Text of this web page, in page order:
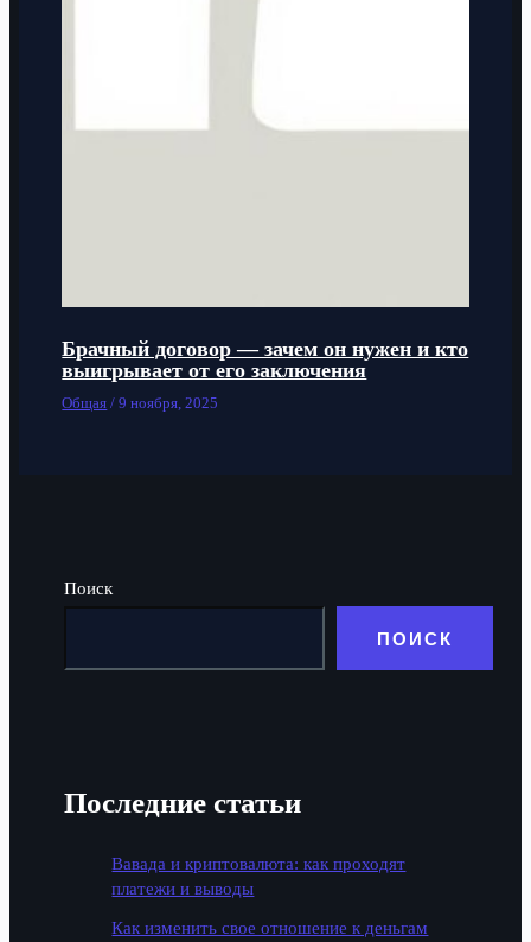
Брачный договор — зачем он нужен и кто
выигрывает от его заключения
Общая /9 ноября, 2025
Поиск
ПОИСК
Последние статьи
Вавада и криптовалюта: как проходят
платежи и выводы
Как изменить свое отношение к деньгам